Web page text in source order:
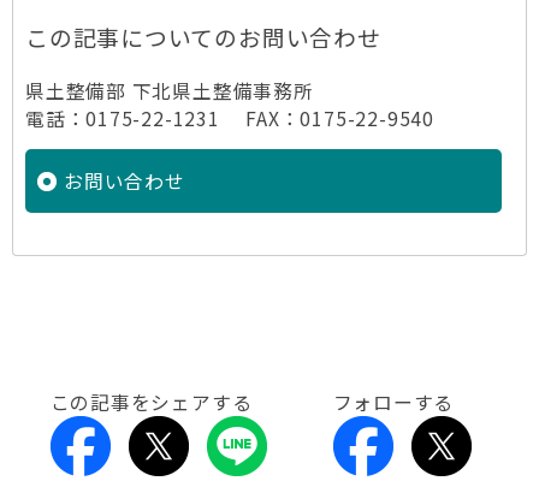
この記事についてのお問い合わせ
県土整備部 下北県土整備事務所
電話：0175-22-1231 FAX：0175-22-9540
お問い合わせ
この記事をシェアする フォローする